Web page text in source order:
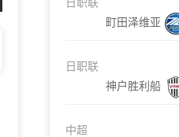
町田泽维亚
日职联
神户胜利船
中超